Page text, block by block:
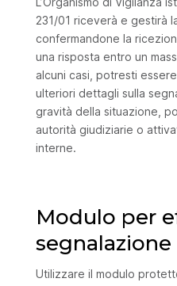
231/01 riceverà e gestirà
confermandone la
una risposta entro un
alcuni casi, potresti
ulteriori dettagli sulla
gravità della situazione,
autorità giudiziarie o
interne.
Modulo per
segnalazione
Utilizzare il modulo